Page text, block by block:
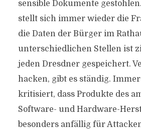
sensible Dokumente
stellt sich immer wieder die
die Daten der Bürger im
unterschiedlichen Stellen ist
jeden Dresdner gespeichert.
hacken, gibt es ständig.
kritisiert, dass Produkte des
Software- und Hardware-
besonders anfällig für